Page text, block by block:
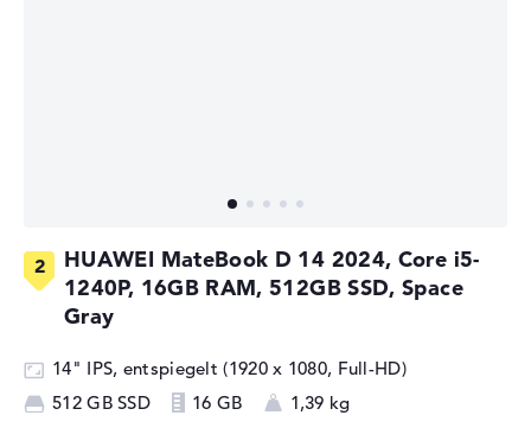
HUAWEI MateBook D 14 2024, Core i5-
1240P, 16GB RAM, 512GB SSD, Space
Gray
14" IPS, entspiegelt (1920 x 1080, Full-HD)
512 GB SSD
16 GB 1,39 kg